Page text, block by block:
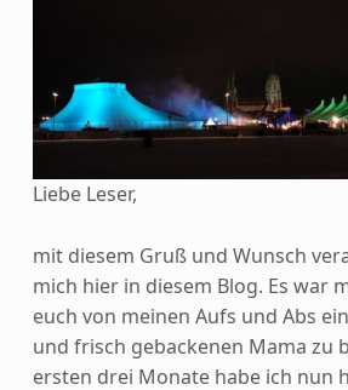
Liebe Leser,
mit diesem Gruß und Wunsch
mich hier in diesem Blog. Es war
euch von meinen Aufs und Abs
und frisch gebackenen Mama zu
ersten drei Monate habe ich nun